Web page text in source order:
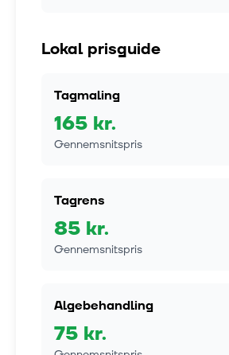
Lokal prisguide
Tagmaling
165 kr.
Gennemsnitspris
Tagrens
85 kr.
Gennemsnitspris
Algebehandling
75 kr.